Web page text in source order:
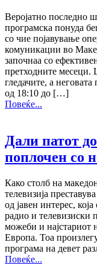
Веројатно последно
програмска понуда
со чие појавување
комуникации во
започнаа со
претходните месеци.
гледачите, а
од 18:10 до […]
Повеќе...
Дали патот
поплочен со
Како столб на
телевизија
од јавен интерес,
радио и
можеби и најстариот
Европа. Тоа
програма на девет
Повеќе...